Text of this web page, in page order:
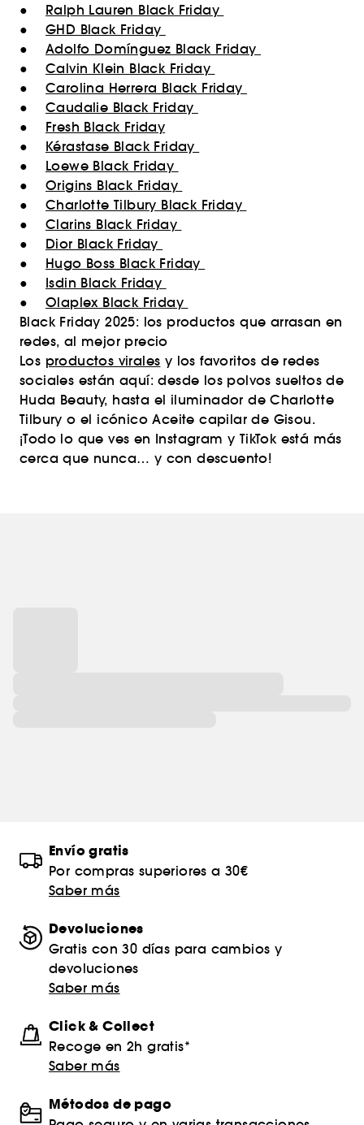
● Ralph Lauren Black Friday
● GHD Black Friday
● Adolfo Domínguez Black Friday
● Calvin Klein Black Friday
● Carolina Herrera Black Friday
● Caudalie Black Friday
● Fresh Black Friday
● Kérastase Black Friday
● Loewe Black Friday
● Origins Black Friday
● Charlotte Tilbury Black Friday
● Clarins Black Friday
● Dior Black Friday
● Hugo Boss Black Friday
● Isdin Black Friday
● Olaplex Black Friday
Black Friday 2025: los productos que arrasan en
redes, al mejor precio
Los productos virales y los favoritos de redes
sociales están aquí: desde los polvos sueltos de
Huda Beauty, hasta el iluminador de Charlotte
Tilbury o el icónico Aceite capilar de Gisou.
¡Todo lo que ves en Instagram y TikTok está más
cerca que nunca… y con descuento!
Envío gratis
Por compras superiores a 30€
Saber más
Devoluciones
Gratis con 30 días para cambios y
devoluciones
Saber más
Click & Collect
Recoge en 2h gratis*
Saber más
Métodos de pago